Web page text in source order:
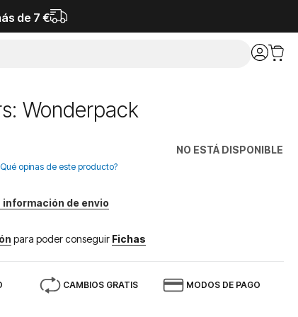
de 7 €
Wonderpack
NO ESTÁ DISPONIBLE
opinas de este producto?
información de envio
para poder conseguir Fichas
CAMBIOS GRATIS MODOS DE PAGO